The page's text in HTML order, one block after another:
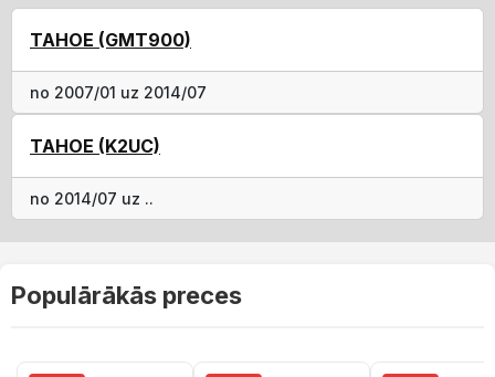
TAHOE (GMT900)
no 2007/01 uz 2014/07
TAHOE (K2UC)
no 2014/07 uz ..
Populārākās preces